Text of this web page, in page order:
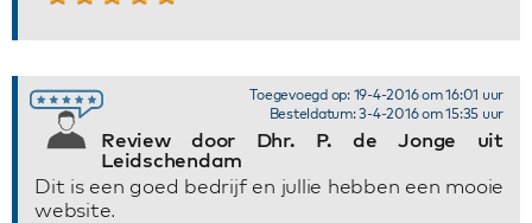
Review door Dhr. P. de Jonge uit
Leidschendam
Toegevoegd op: 19-4-2016 om 16:01 uur
Besteldatum: 3-4-2016 om 15:35 uur
Dit is een goed bedrijf en jullie hebben een mooie
website.